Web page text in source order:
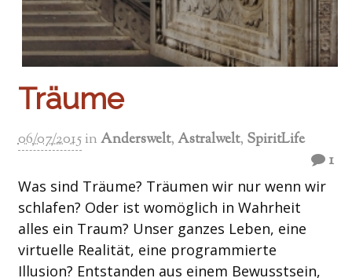
Träume
06/07/2015 inAnderswelt,Astralwelt, SpiritLife
1
Was sind Träume? Träumen wir nur wenn wir
schlafen? Oder ist womöglich in Wahrheit
alles ein Traum? Unser ganzes Leben, eine
virtuelle Realität, eine programmierte
Illusion? Entstanden aus einem Bewusstsein,